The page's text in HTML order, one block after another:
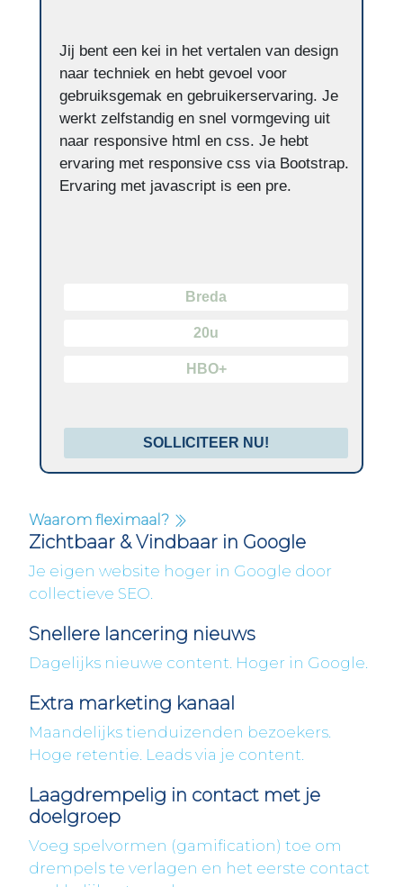
Jij bent een kei in het vertalen van design
naar techniek en hebt gevoel voor
gebruiksgemak en gebruikerservaring. Je
werkt zelfstandig en snel vormgeving uit
naar responsive html en css. Je hebt
ervaring met responsive css via Bootstrap.
Ervaring met javascript is een pre.
Breda
20u
HBO+
SOLLICITEER NU!
Waarom fleximaal?
Zichtbaar & Vindbaar in Google
Je eigen website hoger in Google door
collectieve SEO.
Snellere lancering nieuws
Dagelijks nieuwe content. Hoger in Google.
Extra marketing kanaal
Maandelijks tienduizenden bezoekers.
Hoge retentie. Leads via je content.
Laagdrempelig in contact met je
doelgroep
Voeg spelvormen (gamification) toe om
drempels te verlagen en het eerste contact